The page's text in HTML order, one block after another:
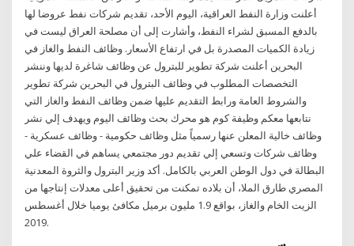
أعلنت وزارة النفط العراقية، اليوم الأحد، تقديم شركات نفط عروضا لها
بالدفع المسبق لشراء النفط، وأشارت إلى أن مصلحة العراق ليست في
زيادة الكميات المصدرة بل في ارتفاع الأسعار. وظائف النفط والغاز في
البحرين أعلنت شركة تطوير للبترول عن وظائف شاغرة لديها وننشر
التخصصات المطلوب في وظائف البترول في البحرين شركة تطوير
والشروط العامة ورابط التقديم عليها ضمن وظائف النفط والغاز التي
نتابعها معكم وظيفة كوم هو محرك بحث وظائف اليوم ويهدف إلي نشر
وظائف خالية المعلن عنها رسمياً مثل وظائف حكومية - وظائف عسكرية -
وظائف شركات وتسعي إلي تقديم دور مجتمعي يساهم في القضاء علي
البطالة في دول الوطن العربي بالكامل. أكد وزير البترول والثروة المعدنية
المصري طارق الملا، أن بلاده تمكنت من تحقيق أعلى معدلات إنتاجها من
الزيت الخام والغاز، بواقع 1.9 مليون برميل مكافئ يوميا خلال أغسطس
2019.